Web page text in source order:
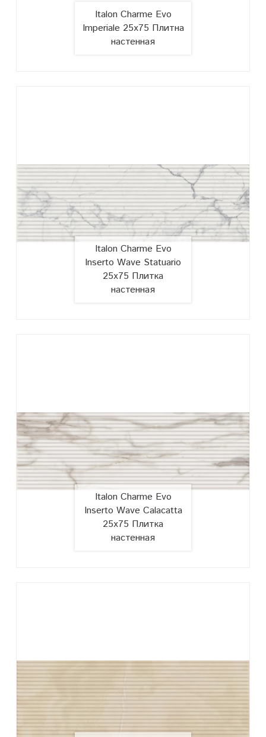
Italon Charme Evo
Imperiale 25x75 Плитна
настенная
Italon Charme Evo
Inserto Wave Statuario
25х75 Плитка
настенная
Italon Charme Evo
Inserto Wave Calacatta
25х75 Плитка
настенная